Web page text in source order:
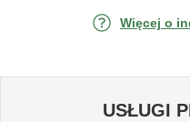
Więcej o
USŁUGI